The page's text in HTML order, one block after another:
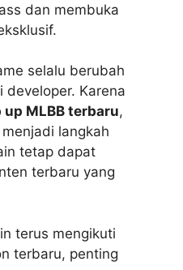
dan membuka
selalu berubah
Karena
up MLBB terbaru,
menjadi langkah
tetap dapat
terbaru yang
terus mengikuti
terbaru, penting